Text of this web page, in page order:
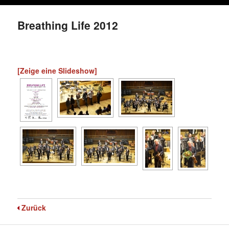
Breathing Life 2012
[Zeige eine Slideshow]
Zurück